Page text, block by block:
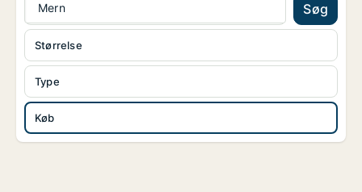
Mern Søg
Type
Køb
Størrelse